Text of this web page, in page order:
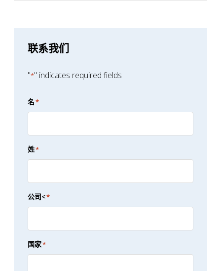
联系我们
"*" indicates required fields
名*
姓*
公司<*
国家*